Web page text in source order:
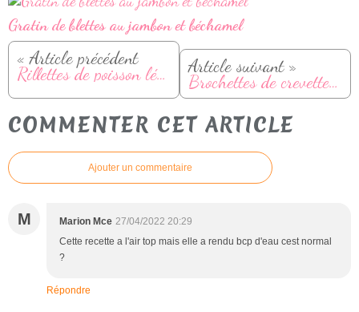
Gratin de blettes au jambon et béchamel
« Article précédent
Rillettes de poisson légères Article suivant »
Brochettes de crevettes et chorizo au barbecue ou plancha
COMMENTER CET ARTICLE
Ajouter un commentaire
M Marion Mce 27/04/2022 20:29
Cette recette a l'air top mais elle a rendu bcp d'eau cest normal
?
Répondre